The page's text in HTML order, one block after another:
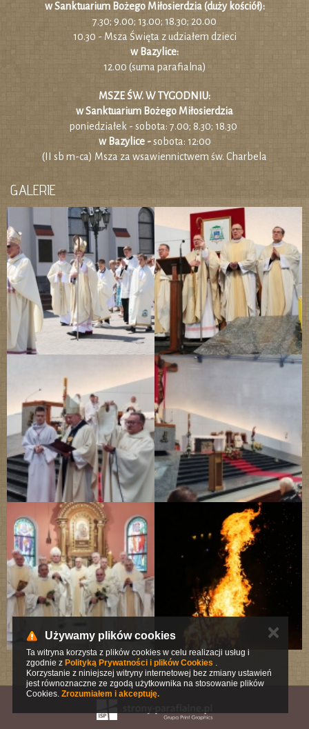
w Sanktuarium Bożego Miłosierdzia (duży kościół):
7.30; 9.00; 13.00; 18.30; 20.00
10.30 - Msza Święta z udziałem dzieci
w Bazylice:
12.00 (suma parafialna)
MSZE ŚW. W TYGODNIU:
w Sanktuarium Bożego Miłosierdzia
poniedziałek - sobota: 7.00; 8.30; 18.30
w Bazylice -sobota: 12:00
(II sb m-ca) Msza za wsawiennictwem św. Charbela
GALERIE
Używamy plików cookies
Ta witryna korzysta z plików cookies w celu realizacji usług i
zgodnie z Polityką Prywatności i plików Cookies .
Korzystanie z niniejszej witryny internetowej bez zmiany ustawień
jest równoznaczne ze zgodą użytkownika na stosowanie plików
Cookies. Zrozumiałem i akceptuję.
✕